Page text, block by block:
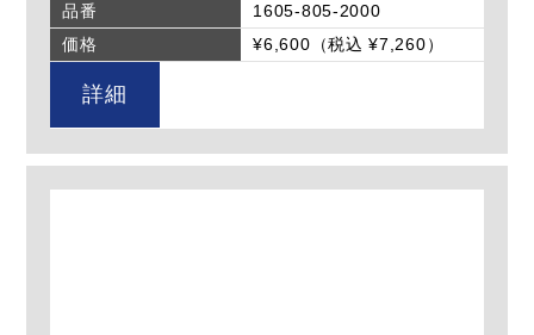
品番
1605-805-2000
価格
¥6,600（税込 ¥7,260）
詳細